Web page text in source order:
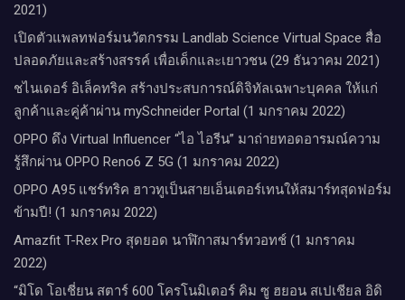
2021)
เปิดตัวแพลทฟอร์มนวัตกรรม Landlab Science Virtual Space สื่อ
ปลอดภัยและสร้างสรรค์ เพื่อเด็กและเยาวชน (29 ธันวาคม 2021)
ชไนเดอร์ อิเล็คทริค สร้างประสบการณ์ดิจิทัลเฉพาะบุคคล ให้แก่
ลูกค้าและคู่ค้าผ่าน mySchneider Portal (1 มกราคม 2022)
OPPO ดึง Virtual Influencer “ไอ ไอรีน” มาถ่ายทอดอารมณ์ความ
รู้สึกผ่าน OPPO Reno6 Z 5G (1 มกราคม 2022)
OPPO A95 แชร์ทริค ฮาวทูเป็นสายเอ็นเตอร์เทนให้สมาร์ทสุดฟอร์ม
ข้ามปี! (1 มกราคม 2022)
Amazfit T-Rex Pro สุดยอด นาฬิกาสมาร์ทวอทช์ (1 มกราคม
2022)
“มิโด โอเชี่ยน สตาร์ 600 โครโนมิเตอร์ คิม ซู ฮยอน สเปเชียล อิดิ